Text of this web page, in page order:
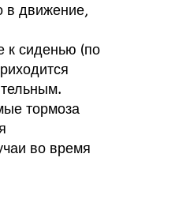
в движение,
к сиденью (по
тормоза
во время